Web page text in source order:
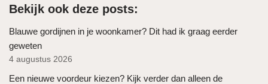
Bekijk ook deze posts:
Blauwe gordijnen in je woonkamer? Dit had ik graag eerder
geweten
4 augustus 2026
Een nieuwe voordeur kiezen? Kijk verder dan alleen de